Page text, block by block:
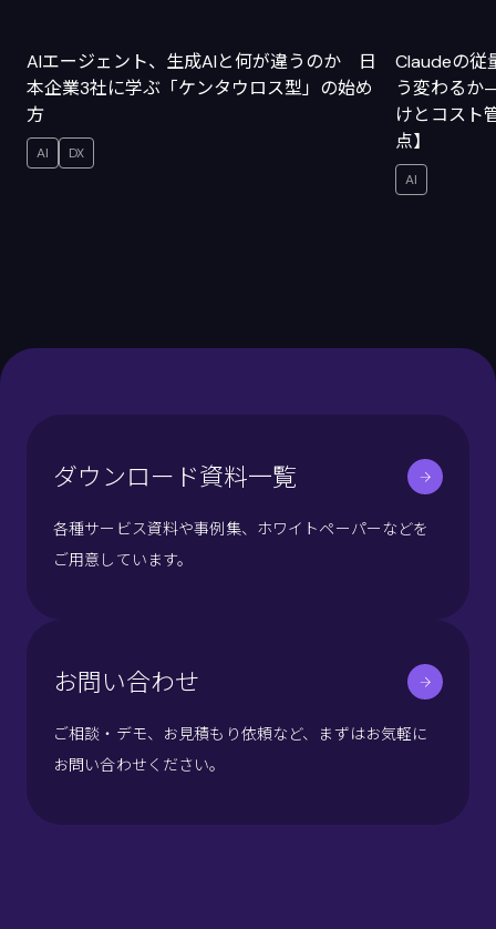
AIエージェント、生成AIと何が違うのか 日
本企業3社に学ぶ「ケンタウロス型」の始め
方
AI DX
Claudeの従
う変わるか
けとコスト
点】
AI
ダウンロード資料一覧
各種サービス資料や事例集、ホワイトペーパーなどを
ご用意しています。
お問い合わせ
ご相談・デモ、お見積もり依頼など、まずはお気軽に
お問い合わせください。